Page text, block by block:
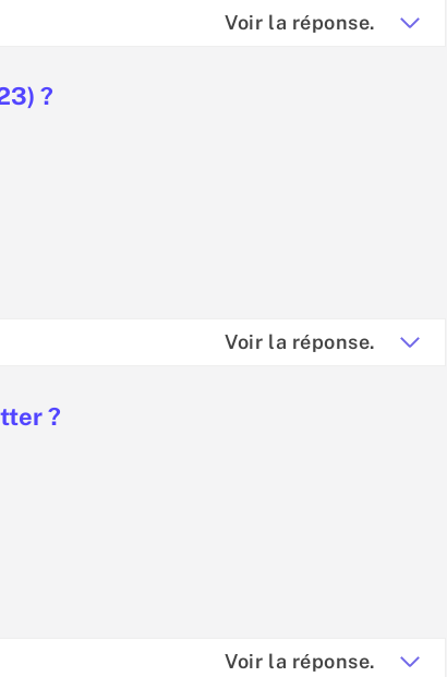
Voir la réponse.
?
Voir la réponse.
?
Voir la réponse.